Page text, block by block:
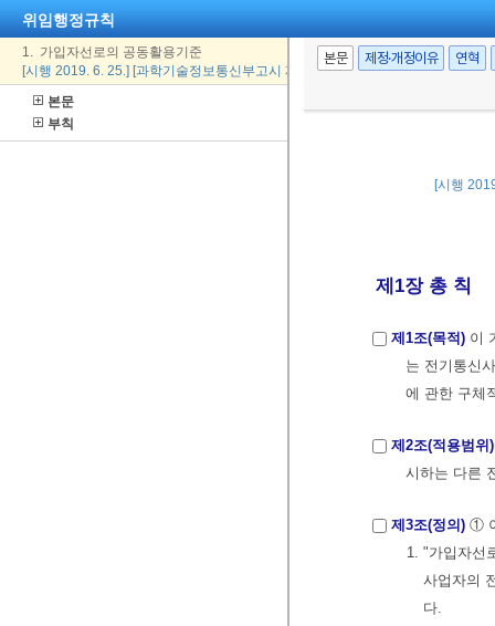
위임행정규칙
1. 가입자선로의 공동활용기준
[시행 2019. 6. 25.] [과학기술정보통신부고시 제2019-55호, 2019. 6. 25., 일부개
본문
부칙
본문 제정·개정이유 연혁
[시행
제1장 총 칙
제1조(목적) 이
는 전기통신
에 관한 구체
제2조(적용범위)
시하는 다른
제3조(정의) ①
1. "가입자선
사업자의
다.